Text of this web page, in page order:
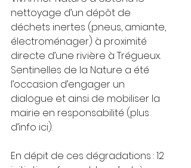
nettoyage d’un dépôt de
déchets inertes (pneus, amiante,
électroménager) à proximité
directe d’une rivière à Trégueux.
Sentinelles de la Nature a été
l’occasion d’engager un
dialogue et ainsi de mobiliser la
mairie en responsabilité (plus
d’info ici).
En dépit de ces dégradations : 12